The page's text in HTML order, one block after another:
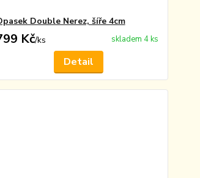
Double Nerez, šíře 4cm
Kč/ks skladem 4 ks
Detail